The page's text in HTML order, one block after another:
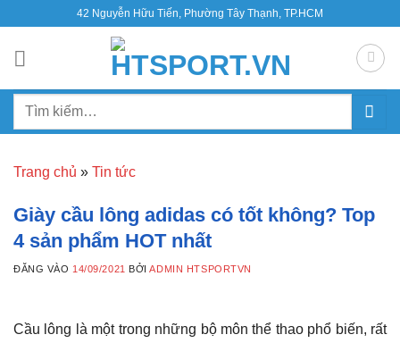
nội
42 Nguyễn Hữu Tiến, Phường Tây Thạnh, TP.HCM
Tìm
Trang chủ » Tin tức
Giày cầu lông adidas có tốt không? Top
4 sản phẩm HOT nhất
ĐĂNG VÀO 14/09/2021 BỞIADMIN HTSPORTVN
Cầu lông là một trong những bộ môn thể thao phổ biến, rất